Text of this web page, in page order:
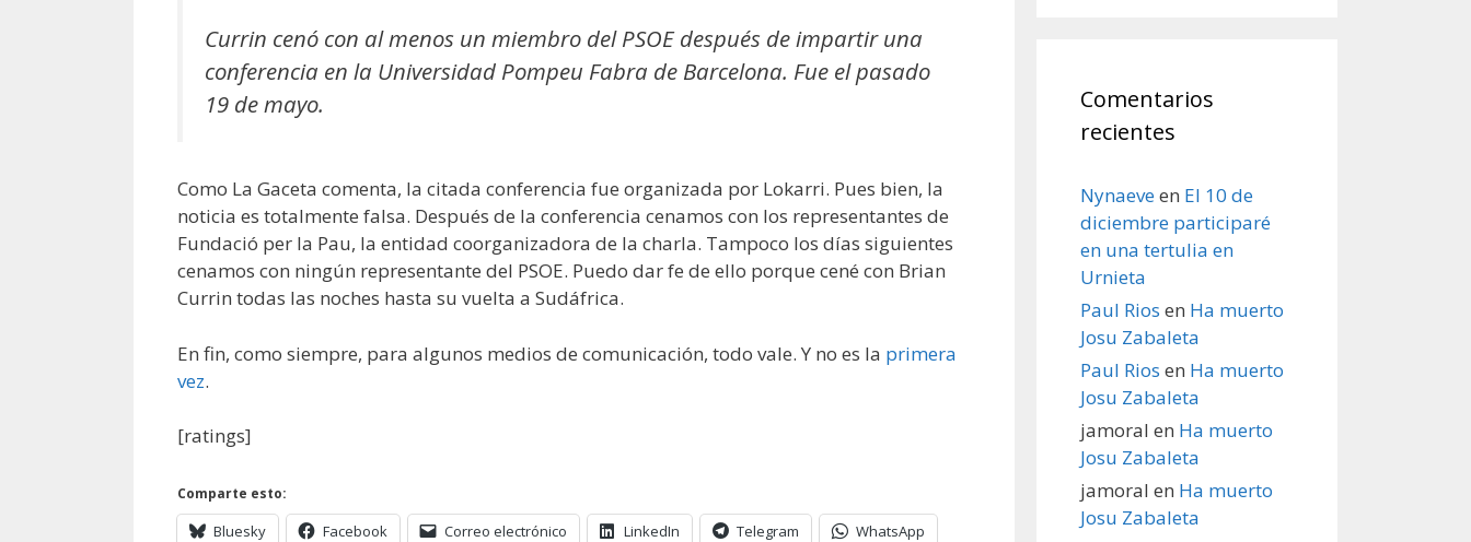
Currin cenó con al menos un miembro del PSOE después de impartir una
conferencia en la Universidad Pompeu Fabra de Barcelona. Fue el pasado
19 de mayo.
Como La Gaceta comenta, la citada conferencia fue organizada por Lokarri. Pues bien, la
noticia es totalmente falsa. Después de la conferencia cenamos con los representantes de
Fundació per la Pau, la entidad coorganizadora de la charla. Tampoco los días siguientes
cenamos con ningún representante del PSOE. Puedo dar fe de ello porque cené con Brian
Currin todas las noches hasta su vuelta a Sudáfrica.
En fin, como siempre, para algunos medios de comunicación, todo vale. Y no es la primera
vez.
[ratings]
Comparte esto:
Bluesky Facebook Correo electrónico LinkedIn Telegram WhatsApp
Comentarios
recientes
Nynaeveen El 10 de
diciembre participaré
en una tertulia en
Urnieta
Paul Rios en Ha muerto
Josu Zabaleta
Paul Rios en Ha muerto
Josu Zabaleta
jamoral en Ha muerto
Josu Zabaleta
jamoral en Ha muerto
Josu Zabaleta